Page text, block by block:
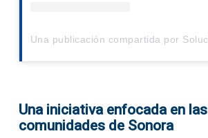
Una iniciativa enfocada en las
comunidades de Sonora